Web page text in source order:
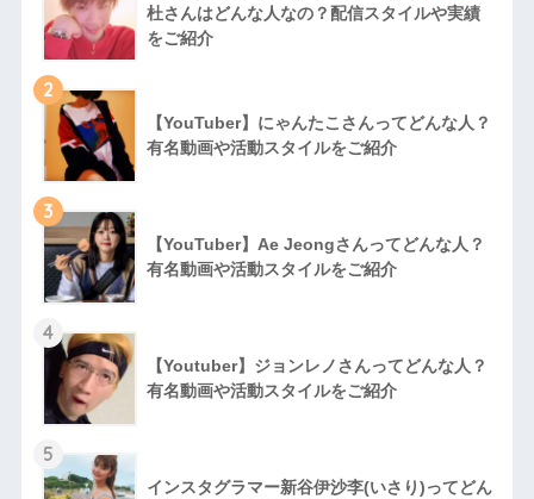
杜さんはどんな人なの？配信スタイルや実績
をご紹介
2
【YouTuber】にゃんたこさんってどんな⼈？
有名動画や活動スタイルをご紹介
3
【YouTuber】Ae Jeongさんってどんな⼈？
有名動画や活動スタイルをご紹介
4
【Youtuber】ジョンレノさんってどんな人？
有名動画や活動スタイルをご紹介
5
インスタグラマー新谷伊沙李(いさり)ってどん